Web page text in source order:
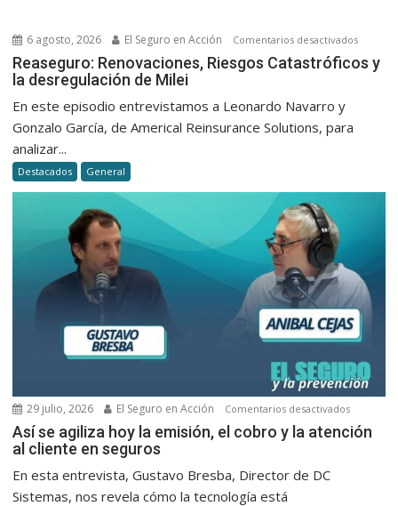
6 agosto, 2026 El Seguro en Acción Comentarios desactivadosen
de
Reaseguro: Renovaciones, Riesgos Catastróficos y
la desregulación de Milei
En este episodio entrevistamos a Leonardo Navarro y
Gonzalo García, de Americal Reinsurance Solutions, para
analizar...
Destacados General
29 julio, 2026 El Seguro en Acción Comentarios desactivadosen
Así
Así se agiliza hoy la emisión, el cobro y la atención
al cliente en seguros
En esta entrevista, Gustavo Bresba, Director de DC
Sistemas, nos revela cómo la tecnología está